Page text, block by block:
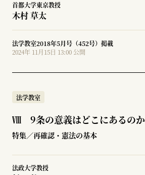
首都大学東京教授
木村 草太
法学教室2018年5月号（452号）掲載
2024年 11月15日 13:00 公開
法学教室
Ⅷ 9条の意義はどこにあるのか
特集／再確認・憲法の基本
法政大学教授